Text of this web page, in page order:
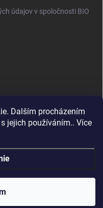
Dalším procházením
jejich používáním.. Více
údajov v spoločnosti BIO
práva vyhradené.